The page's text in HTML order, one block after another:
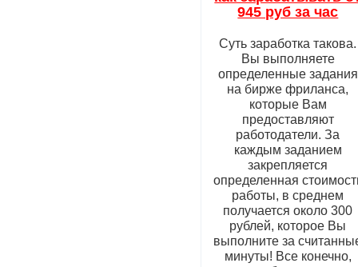
945 руб за час
Суть заработка такова.
Вы выполняете
определенные задания
на бирже фриланса,
которые Вам
предоставляют
работодатели. За
каждым заданием
закрепляется
определенная
работы, в среднем
получается около 300
рублей, которое Вы
выполните за
минуты! Все конечно,